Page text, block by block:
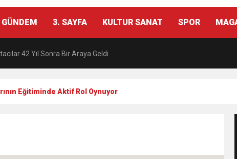
3. SAYFA KULTUR SANAT SPOR
Tanıdığı İsim: Abdulrezak Kaldan Torbalı Yolunda
42 Yıl Sonra Bir Araya Geldi
Eğitiminde Aktif Rol Oynuyor